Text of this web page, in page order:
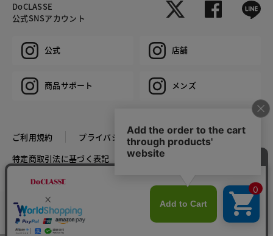
カラー・サイズを選択する
DoCLASSE
公式SNSアカウント
公式 店舗
商品サポート メンズ
ご利用規約
プライバシーポリシー
特定商取引法に基づく表記
推奨環境
COPYRIGHT © DoCLASSE ALL RIGHTS RESERVED.